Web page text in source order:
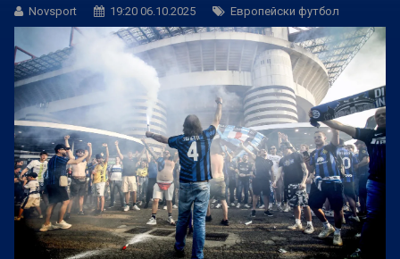
Novsport 19:20 06.10.2025 Европейски футбол